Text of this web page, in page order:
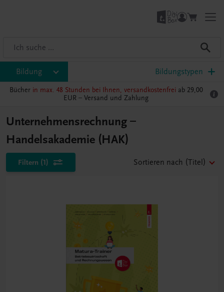
Bildung Bildungstypen
Bücher in max. 48 Stunden bei Ihnen, versandkostenfrei ab 29,00
EUR – Versand und Zahlung
Unternehmensrechnung –
Handelsakademie (HAK)
Filtern (1) Sortieren nach (Titel)